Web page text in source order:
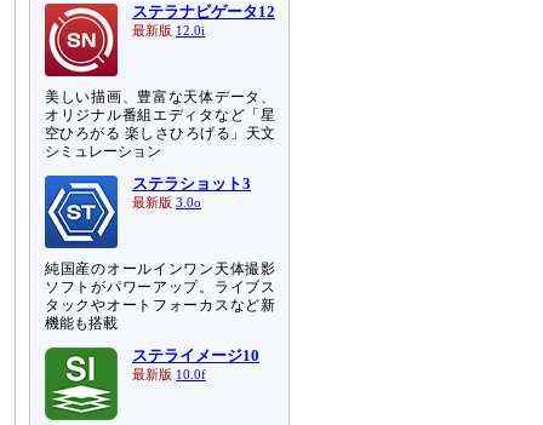
ステラナビゲータ12
最新版 12.0i
美しい描画、豊富な天体データ、
オリジナル番組エディタなど「星
空ひろがる 楽しさひろげる」天文
シミュレーション
ステラショット3
最新版 3.0o
純国産のオールインワン天体撮影
ソフトがパワーアップ。ライブス
タックやオートフォーカスなど新
機能も搭載
ステライメージ10
最新版 10.0f